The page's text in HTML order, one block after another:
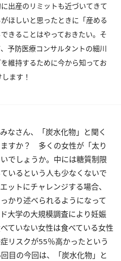
出産のリミットも近づいてきて
ほしいと思ったときに「産める
きることはやっておきたい。そ
予防医療コンサルタントの細川
維持するために今から知ってお
ます！
なさん、「炭水化物」と聞く
すか？ 多くの女性が「太り
でしょうか。中には糖質制限
いるという人も少なくないで
ットにチャレンジする場合、
かり述べられるようになって
大学の大規模調査により妊娠
ていない女性は食べている女性
リスクが55％高かったという
目の今回は、「炭水化物」と